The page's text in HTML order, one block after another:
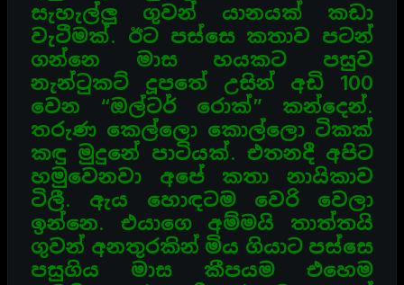
සැහැල්ලු ගුවන් යානයක් කඩා
වැටීමක්. ඊට පස්සෙ කතාව පටන්
ගන්නෙ මාස හයකට පසුව
නැන්ටුකට් දූපතේ උසින් අඩි 100
වෙන “ඔල්ටර් රොක්” කන්දෙන්.
තරුණ කෙල්ලො කොල්ලො ටිකක්
කඳු මුදුනේ පාටියක්. එතනදී අපිට
හමුවෙනවා අපේ කතා නායිකාව
ටිලී. ඇය හොඳටම වෙරි වෙලා
ඉන්නෙ. එයාගෙ අම්මයි තාත්තයි
ගුවන් අනතුරකින් මිය ගියාට පස්සෙ
පසුගිය මාස කීපයම එහෙම